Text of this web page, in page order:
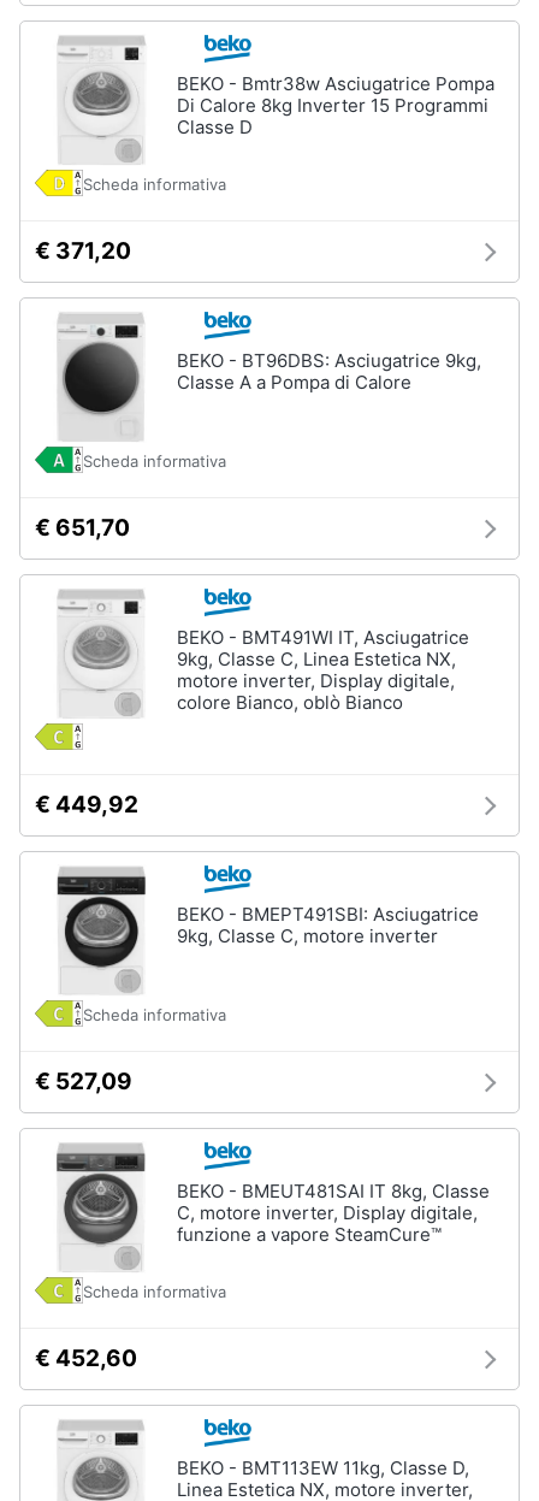
Libri,
cd
Festività
ricorrenze
Promozioni
Servizi
Assistenza
clienti
Esci
Piano
Cottura
Elettrodomestici
incasso
Lavastoviglie
da
Incasso
Frigorifero
incasso
Cottura
incasso
Vedi
stiro
Dyson
Vaporella
Scopa
vapore
Vedi
tutti
Elettrodomestici
Cucina
Friggitrice
Macchina
caffè
Estrattore
Vedi
BEKO - Bmtr38w Asciugatrice Pompa
Di Calore 8kg Inverter 15 Programmi
Classe D
Scheda informativa
€ 371,20
BEKO - BT96DBS: Asciugatrice 9kg,
Classe A a Pompa di Calore
Scheda informativa
€ 651,70
BEKO - BMT491WI IT, Asciugatrice
9kg, Classe C, Linea Estetica NX,
motore inverter, Display digitale,
colore Bianco, oblò Bianco
€ 449,92
BEKO - BMEPT491SBI: Asciugatrice
9kg, Classe C, motore inverter
Scheda informativa
€ 527,09
BEKO - BMEUT481SAI IT 8kg, Classe
C, motore inverter, Display digitale,
funzione a vapore SteamCure™
Scheda informativa
€ 452,60
BEKO - BMT113EW 11kg, Classe D,
Linea Estetica NX, motore inverter,